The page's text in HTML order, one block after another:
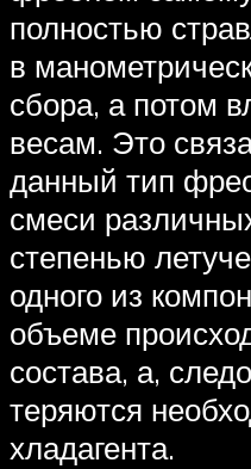
полностью
в
сбора, а потом
весам. Это
данный тип
смеси
степенью
одного из
объеме
состава, а,
теряются
хладагента.